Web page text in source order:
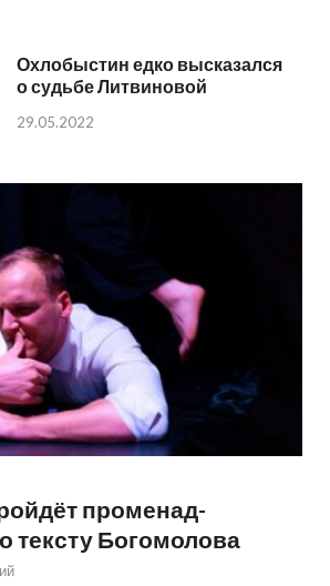
Охлобыстин едко высказался
о судьбе Литвиновой
29.05.2022
променад-
тексту Богомолова